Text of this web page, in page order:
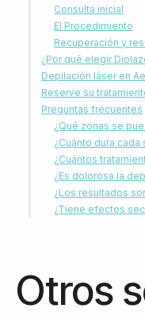
Consulta inicial
El Procedimiento
Recuperación y
¿Por qué elegir
Depilación láser en
Reserve su
Preguntas frecuentes
¿Qué zonas se
¿Cuánto dura
¿Cuántos
¿Es dolorosa la
¿Los resultados
¿Tiene efectos
Otros